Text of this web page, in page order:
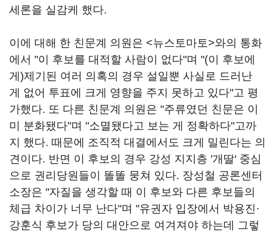
세론을 실감케 했다.
이에 대해 한 친문계 의원은 <뉴스토마토>와의 통화
에서 "이 후보를 대적할 사람이 없다"며 "(이 후보에
게)제기된 여러 의혹의 경우 설일뿐 사실로 드러난
게 없어 투표에 크게 영향을 주지 못하고 있다"고 평
가했다. 또 다른 친문계 의원은 "주류였던 친문은 이
미 분화됐다"며 "소멸됐다고 보는 게 정확하다"고까
지 했다. 때문에 조직적 대결에서도 크게 밀린다는 의
견이다. 반면 이 후보의 경우 강성 지지층 '개딸' 중심
으로 권리당원들이 똘똘 뭉쳐 있다. 장성철 공론센터
소장은 "자질을 생각할 때 이 후보와 다른 후보들의
체급 차이가 너무 난다"며 "유권자 입장에서 박용진·
강훈식 후보가 당의 대안으로 여겨져야 하는데 그렇